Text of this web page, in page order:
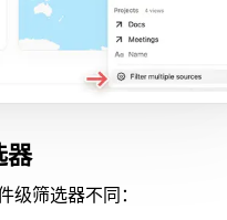
器
级筛选器不同：